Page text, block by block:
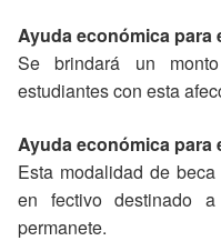
Ayuda económica
Se brindará un
estudiantes con esta
Ayuda económica
Esta modalidad de
en fectivo destinado a
permanete.